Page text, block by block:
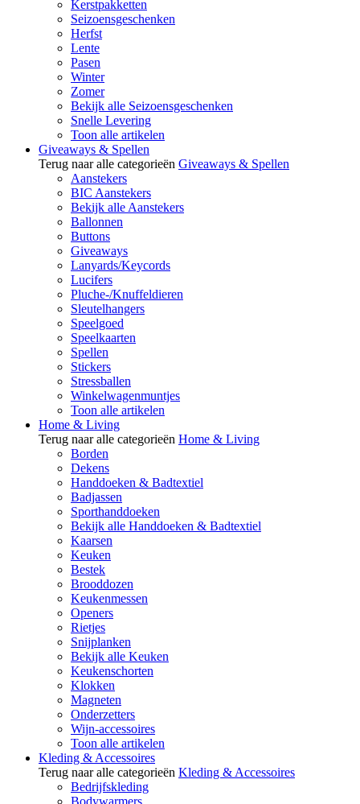
Kerstpakketten
Seizoensgeschenken
Herfst
Lente
Pasen
Winter
Zomer
Bekijk alle Seizoensgeschenken
Snelle Levering
Toon alle artikelen
Giveaways & Spellen
Terug naar alle categorieën Giveaways & Spellen
Aanstekers
BIC Aanstekers
Bekijk alle Aanstekers
Ballonnen
Buttons
Giveaways
Lanyards/Keycords
Lucifers
Pluche-/Knuffeldieren
Sleutelhangers
Speelgoed
Speelkaarten
Spellen
Stickers
Stressballen
Winkelwagenmuntjes
Toon alle artikelen
Home & Living
Terug naar alle categorieën Home & Living
Borden
Dekens
Handdoeken & Badtextiel
Badjassen
Sporthanddoeken
Bekijk alle Handdoeken & Badtextiel
Kaarsen
Keuken
Bestek
Brooddozen
Keukenmessen
Openers
Rietjes
Snijplanken
Bekijk alle Keuken
Keukenschorten
Klokken
Magneten
Onderzetters
Wijn-accessoires
Toon alle artikelen
Kleding & Accessoires
Terug naar alle categorieën Kleding & Accessoires
Bedrijfskleding
Bodywarmers